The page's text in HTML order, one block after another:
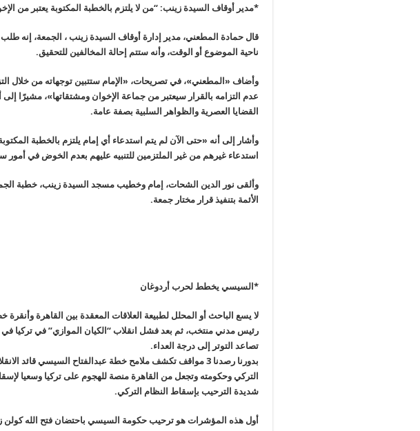
*مدير أوقاف السيدة زينب: “من لا يلتزم بالخطبة المكتوبة يعتبر من
قال حمادة المطعني، مدير إدارة أوقاف السيدة زينب ، الجمعة، إنه طلب
ناحية الموضوع أو الوقت، وأنه ستتم إحالة المخالفين للتحقيق.
وأضاف «المطعني»، في تصريحات، «الإمام ستتبين توجهاته من خلال
عدم التزامه بالقرار سيعتبر من جماعة الإخوان ومشتقاتها»، مشيرًا
القضايا العصرية والظواهر السلبية بصفة عامة.
وأشار إلى أنه «حتى الآن لم يتم استدعاء أي إمام يلتزم بالخطبة
استدعاء غيرهم من غير الملتزمين للتنبيه عليهم بعدم الخوض في أمور
وألقى نور الدين الشحات، إمام وخطيب مسجد السيدة زينب، خطبة
الأئمة بتنفيذ قرار مختار جمعة.
*السيسي يخطط لحرب أردوغان
رئيس مدني منتخب، ثم بعد فشل انقلاب“
تصاعد التوتر إلى درجة العداء.
بدورنا رصدنا 3 مواقف تكشف ملامح خطة عبدالفتاح السيسي
التركي وحكومته وتجعل من القاهرة منصة للهجوم على تركيا وسعيا
شديدة الترحيب بإسقاط النظام التركي.
أولهذه المؤشرات هو ترحيب حكومة السيسي باحتضان فتح الله كولن